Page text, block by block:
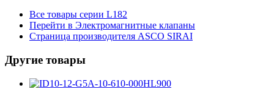
Все товары серии L182
Перейти в Электромагнитные клапаны
Страница производителя ASCO SIRAI
Другие товары